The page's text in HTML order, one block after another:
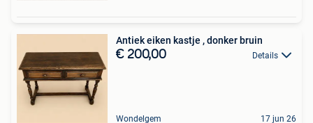
Antiek eiken kastje , donker bruin
€ 200,00 Details
Wondelgem 17 jun 26